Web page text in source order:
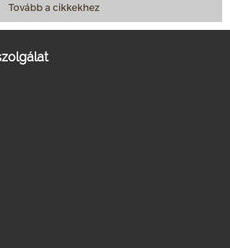
Tovább a cikkekhez